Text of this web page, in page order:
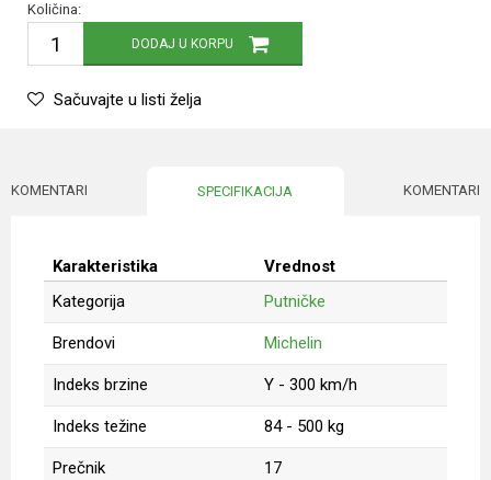
Količina:
DODAJ U KORPU
Sačuvajte u listi želja
KOMENTARI SPECIFIKACIJA KOMENTARI
Karakteristika
Vrednost
Kategorija
Putničke
Brendovi Michelin
Indeks brzine Y - 300 km/h
Indeks težine 84 - 500 kg
Prečnik 17